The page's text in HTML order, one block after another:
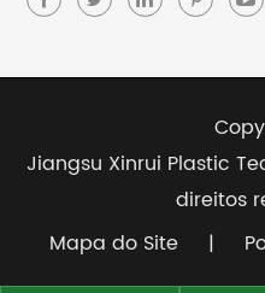
Jiangsu Xinrui Plastic
direitos
Mapa do Site
|